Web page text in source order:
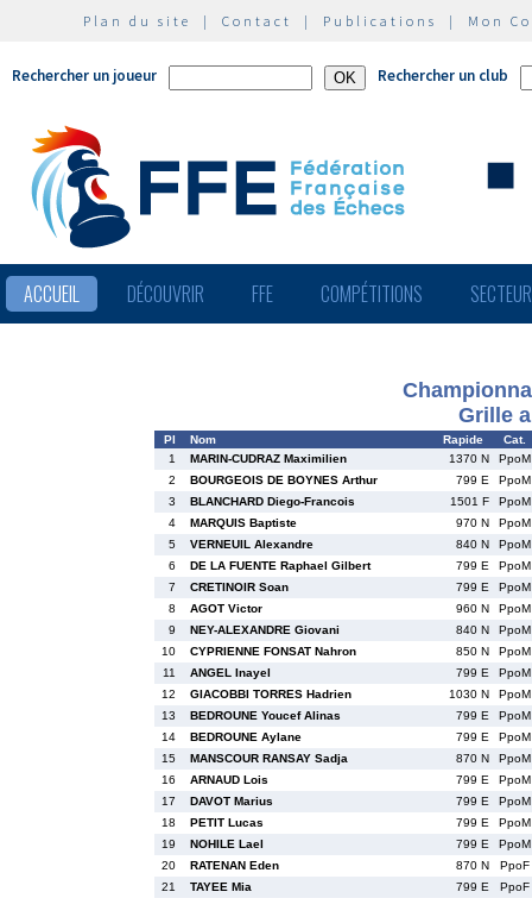
Plan du site | Contact | Publications | Mon
Rechercher un joueur Rechercher un club
ACCUEIL DÉCOUVRIR FFE COMPÉTITIONS
Grille
Pl Nom Rapide
Cat.
1
MARIN-CUDRAZ Maximilien 1370 N
PpoM
2
BOURGEOIS DE BOYNES Arthur 799 E
PpoM
3
BLANCHARD Diego-Francois 1501 F
PpoM
4
MARQUIS Baptiste 970 N
PpoM
5
VERNEUIL Alexandre 840 N
PpoM
6
DE LA FUENTE Raphael Gilbert 799 E
PpoM
7
CRETINOIR Soan 799 E
PpoM
8
AGOT Victor 960 N
PpoM
9
NEY-ALEXANDRE Giovani 840 N
PpoM
10
CYPRIENNE FONSAT Nahron 850 N
PpoM
11
ANGEL Inayel 799 E
PpoM
12
GIACOBBI TORRES Hadrien 1030 N
PpoM
13
BEDROUNE Youcef Alinas 799 E
PpoM
14
BEDROUNE Aylane 799 E
PpoM
15
MANSCOUR RANSAY Sadja 870 N
PpoM
16
ARNAUD Lois 799 E
PpoM
17
DAVOT Marius 799 E
PpoM
18
PETIT Lucas 799 E
PpoM
19
NOHILE Lael 799 E
PpoM
20
RATENAN Eden 870 N
PpoF
21
TAYEE Mia 799 E
PpoF